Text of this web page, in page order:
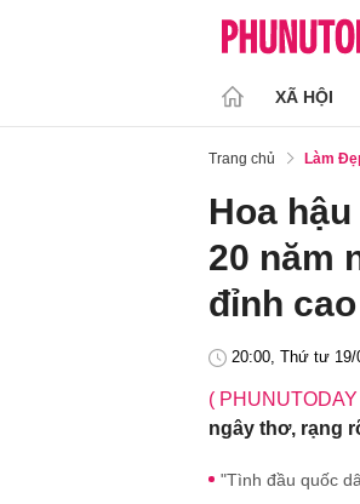
XÃ HỘI
Trang chủ Làm
Hoa
20 năm
đỉnh cao
20:00, Thứ tư 19/
( PHUNUTODAY
ngây thơ, rạng
"Tình đầu quốc